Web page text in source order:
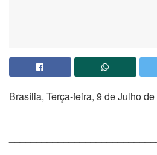
Brasília, Terça-feira, 9 de Julho